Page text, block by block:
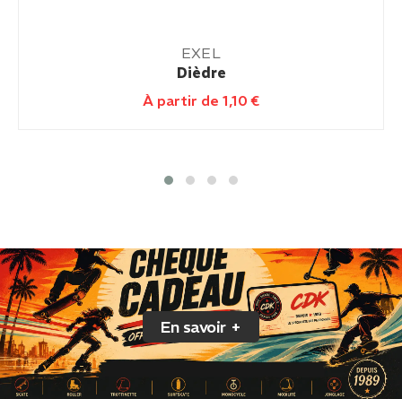
EXEL
Dièdre
À partir de 1,10€
En savoir +